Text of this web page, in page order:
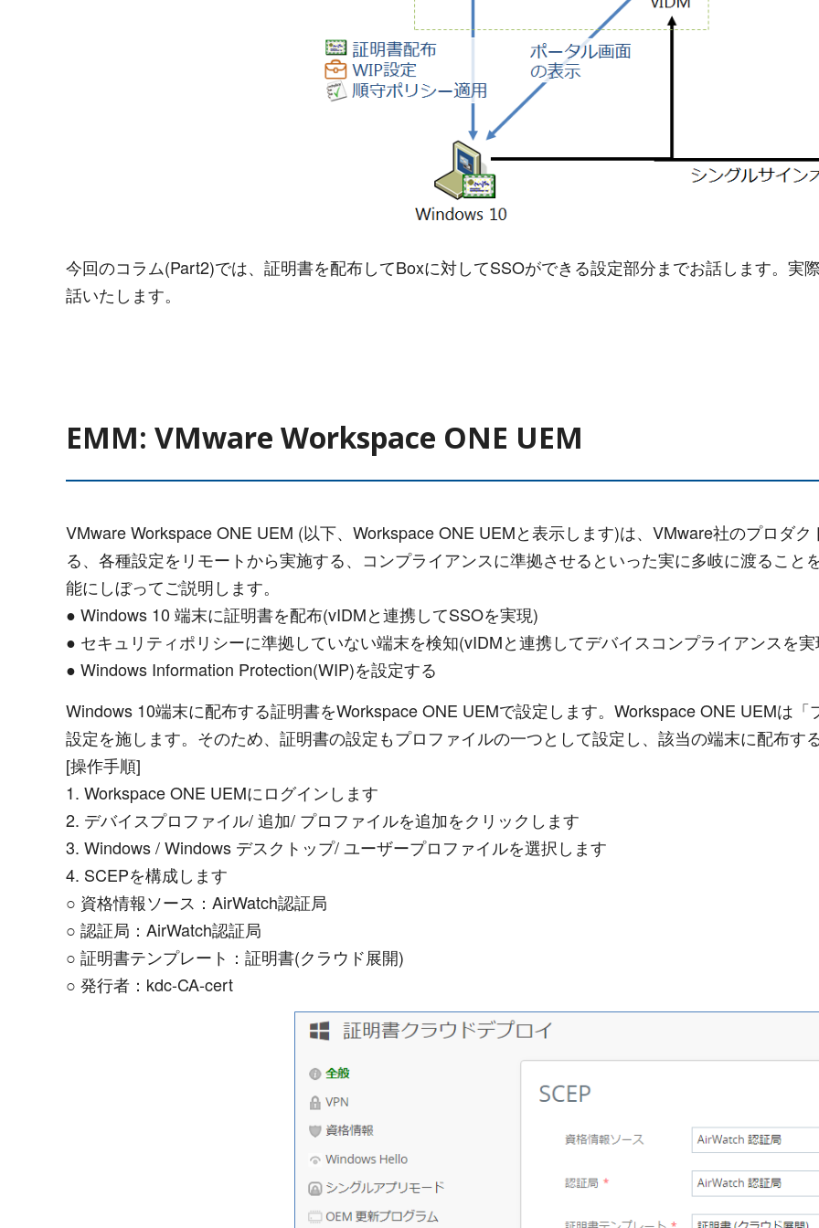
今回のコラム(Part2)では、証明書を配布してBoxに対してSSOができる設定部分までお話します。実
話いたします。
EMM: VMware Workspace ONE UEM
VMware Workspace ONE UEM (以下、Workspace ONE UEMと表示します)は、VMware社のプロダ
る、各種設定をリモートから実施する、コンプライアンスに準拠させるといった実に多岐に渡るこ
能にしぼってご説明します。
● Windows 10 端末に証明書を配布(vIDMと連携してSSOを実現)
● セキュリティポリシーに準拠していない端末を検知(vIDMと連携してデバイスコンプライアンスを
● Windows Information Protection(WIP)を設定する
Windows 10端末に配布する証明書をWorkspace ONE UEMで設定します。Workspace ONE UEMは
設定を施します。そのため、証明書の設定もプロファイルの一つとして設定し、該当の端末に配布す
[操作手順]
1. Workspace ONE UEMにログインします
2. デバイスプロファイル/ 追加/ プロファイルを追加をクリックします
3. Windows / Windows デスクトップ/ ユーザープロファイルを選択します
4. SCEPを構成します
○ 資格情報ソース：AirWatch認証局
○ 認証局：AirWatch認証局
○ 証明書テンプレート：証明書(クラウド展開)
○ 発行者：kdc-CA-cert